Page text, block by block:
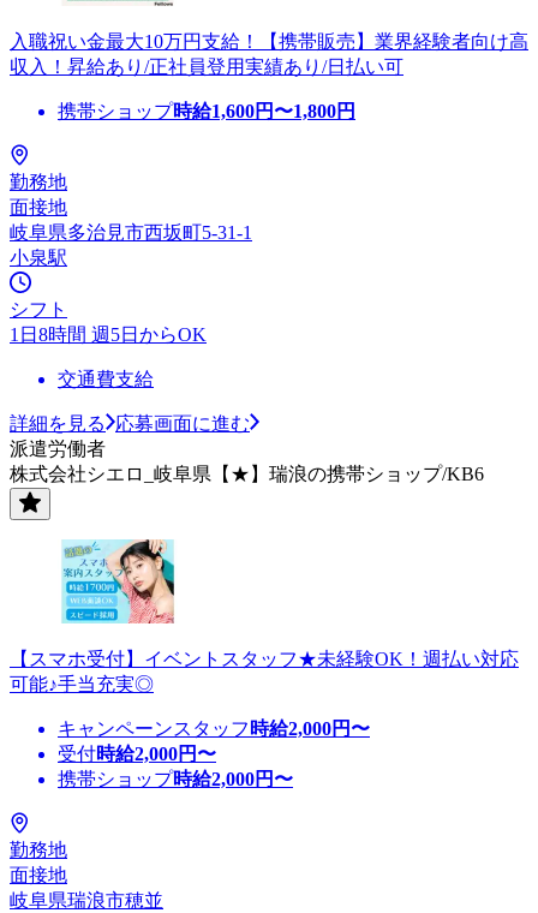
入職祝い金最大10万円支給！【携帯販売】業界経験者向け高
収入！昇給あり/正社員登用実績あり/日払い可
携帯ショップ時給1,600円〜1,800円
勤務地
面接地
岐阜県多治見市西坂町5-31-1
小泉駅
シフト
1日8時間 週5日からOK
交通費支給
詳細を見る
応募画面に進む
派遣労働者
株式会社シエロ_岐阜県【★】瑞浪の携帯ショップ/KB6
【スマホ受付】イベントスタッフ★未経験OK！週払い対応
可能♪手当充実◎
キャンペーンスタッフ 時給2,000円〜
受付時給2,000円〜
携帯ショップ時給2,000円〜
勤務地
面接地
岐阜県瑞浪市穂並